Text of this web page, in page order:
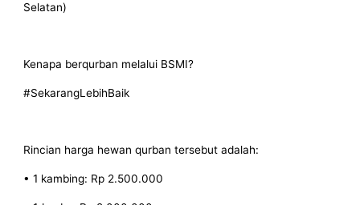
Selatan)
Kenapa berqurban melalui BSMI?
#SekarangLebihBaik
Rincian harga hewan qurban tersebut adalah:
• 1 kambing: Rp 2.500.000